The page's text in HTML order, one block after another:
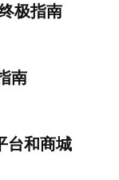
极指南
南
台和商城